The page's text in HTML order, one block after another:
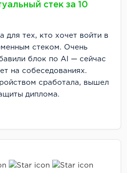
стек за 10
для тех, кто хочет войти в
стеком. Очень
блок по AI — сейчас
на собеседованиях.
сработала, вышел
диплома.